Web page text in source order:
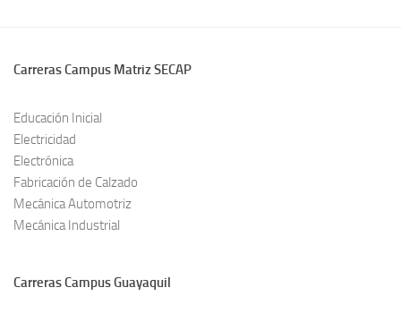
Carreras Campus Matriz SECAP
Educación Inicial
Electricidad
Electrónica
Fabricación de Calzado
Mecánica Automotriz
Mecánica Industrial
Carreras Campus Guayaquil